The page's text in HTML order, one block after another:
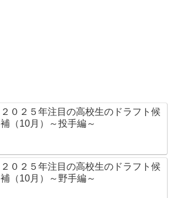
２０２５年注目の高校生のドラフト候
補（10月）～投手編～
２０２５年注目の高校生のドラフト候
補（10月）～野手編～